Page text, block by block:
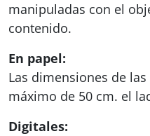
manipuladas con el
contenido.
En papel:
Las dimensiones de
máximo de 50 cm. el
Digitales: